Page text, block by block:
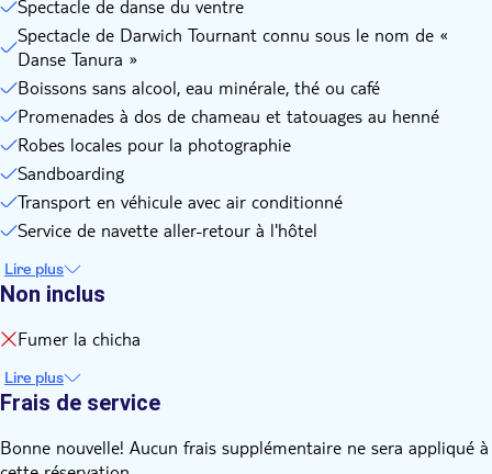
Veuillez noter que, dans certains cas, l'application du henné
peut provoquer des irritations et des éruptions cutanées.
Nous vous conseillons vivement de vérifier tous les effets
secondaires avant toute application.
Spectacle de danse du ventre
Spectacle de Darwich Tournant connu sous le nom de «
Danse Tanura »
Boissons sans alcool, eau minérale, thé ou café
Promenades à dos de chameau et tatouages au henné
Robes locales pour la photographie
Sandboarding
Transport en véhicule avec air conditionné
Service de navette aller-retour à l'hôtel
Lire plus
Non inclus
Fumer la chicha
Lire plus
Frais de service
Bonne nouvelle! Aucun frais supplémentaire ne sera appliqué à